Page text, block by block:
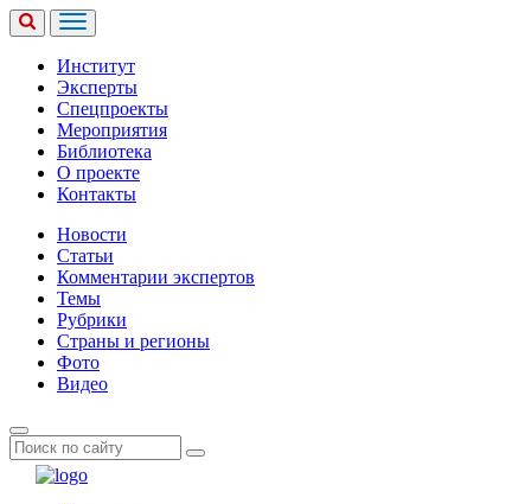
Институт
Эксперты
Спецпроекты
Мероприятия
Библиотека
О проекте
Контакты
Новости
Статьи
Комментарии экспертов
Темы
Рубрики
Страны и регионы
Фото
Видео